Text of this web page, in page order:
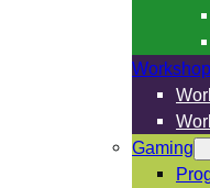
Workshop
Gaming